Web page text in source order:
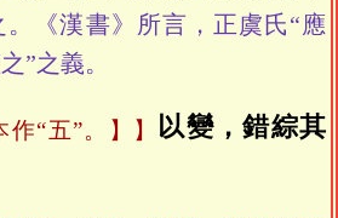
《漢書》所言，正虞氏“應
”之義。
作“五”。】
以變，錯綜其